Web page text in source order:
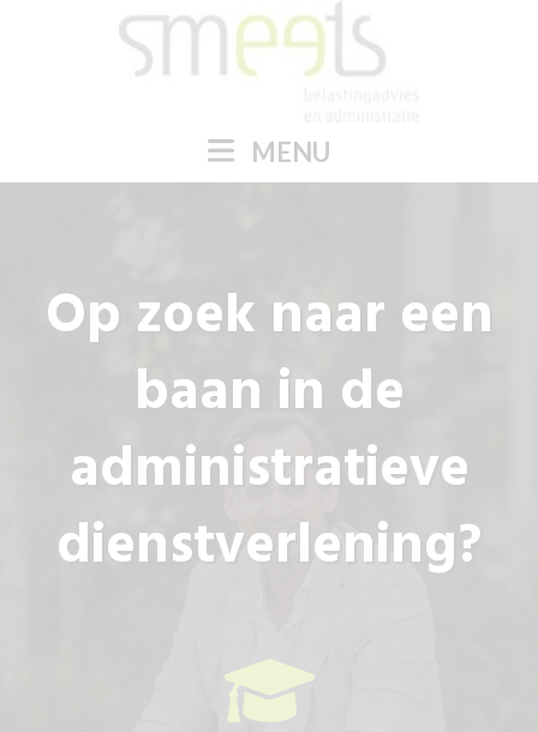
MENU
Op zoek naar een
baan in de
administratieve
dienstverlening?